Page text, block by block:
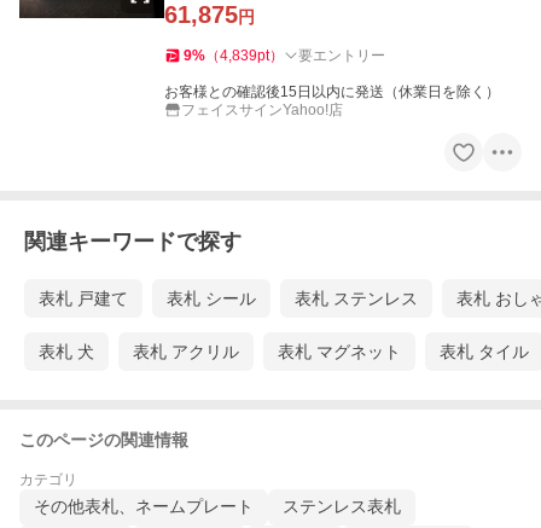
61,875円
9% （4,839pt） 要エントリー
お客様との確認後15日以内に発送（休業日を除く）
フェイスサインYahoo!店
関連キーワードで探す
表札 戸建て 表札 シール 表札 ステンレス 表札 おし
表札 犬 表札 アクリル 表札 マグネット 表札 タイル
このページの関連情報
カテゴリ
その他表札、ネームプレート ステンレス表札